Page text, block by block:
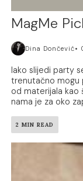
MagMe
Dina Dončević
Iako slijedi party
trenutačno mogu
od materijala kao
nama je za oko
2 MIN READ